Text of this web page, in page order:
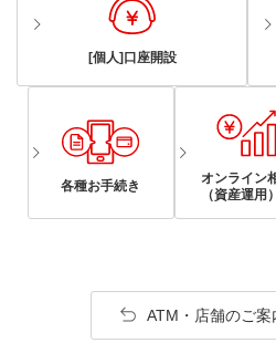
[個人]口座開設
各種お手続き
オンライン
（資産運用）
ATM・店舗のご案